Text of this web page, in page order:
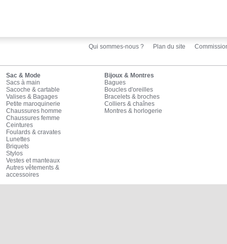
Qui sommes-nous ? Plan du site
Sac & Mode
Sacs à main
Sacoche & cartable
Valises & Bagages
Petite maroquinerie
Chaussures homme
Chaussures femme
Ceintures
Foulards & cravates
Lunettes
Briquets
Stylos
Vestes et manteaux
Autres vêtements &
accessoires
Bijoux & Montres
Bagues
Boucles d'oreilles
Bracelets & broches
Colliers & chaînes
Montres & horlogerie